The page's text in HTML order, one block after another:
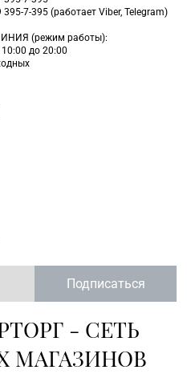
395-7-395 (работает Viber, Telegram)
(режим работы):
10:00 до 20:00
Подписаться
- СЕТЬ
МАГАЗИНОВ